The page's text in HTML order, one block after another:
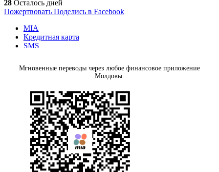
28 Осталось дней
Пожертвовать Поделись в Facebook
MIA
Кредитная карта
SMS
Банковский перевод
Мгновенные переводы через любое финансовое приложение
Молдовы.